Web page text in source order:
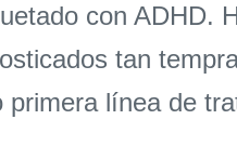
con ADHD.
tan
línea de